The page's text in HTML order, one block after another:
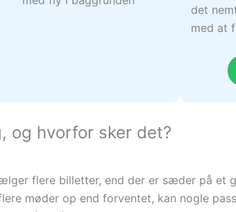
det
med at
og hvorfor sker det?
flere billetter, end der er sæder på et
møder op end forventet, kan nogle